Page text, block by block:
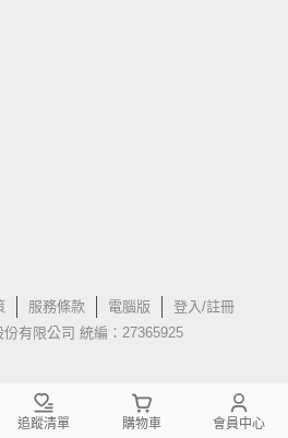
服務條款 電腦版
登入/註冊
有限公司 統編：27365925
追蹤清單 購物車 會員中心